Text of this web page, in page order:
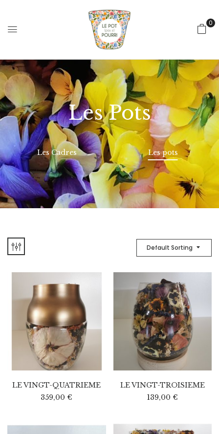
0
Les Pots
Les Cadres Les pots
Default Sorting
LE VINGT-QUATRIEME
359,00 €
LE VINGT-TROISIEME
139,00 €